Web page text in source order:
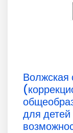
Волжская
для